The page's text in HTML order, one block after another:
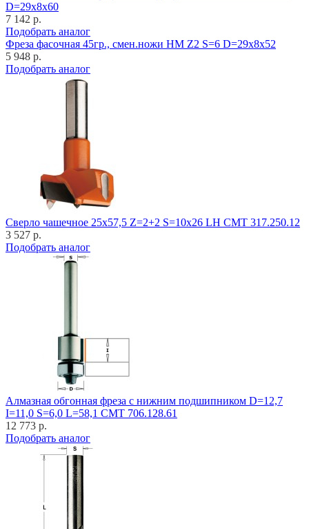
D=29x8x60
7 142 р.
Подобрать аналог
Фреза фасочная 45гр., смен.ножи HM Z2 S=6 D=29x8x52
5 948 р.
Подобрать аналог
Cверло чашечное 25x57,5 Z=2+2 S=10x26 LH CMT 317.250.12
3 527 р.
Подобрать аналог
Алмазная обгонная фреза с нижним подшипником D=12,7
I=11,0 S=6,0 L=58,1 CMT 706.128.61
12 773 р.
Подобрать аналог